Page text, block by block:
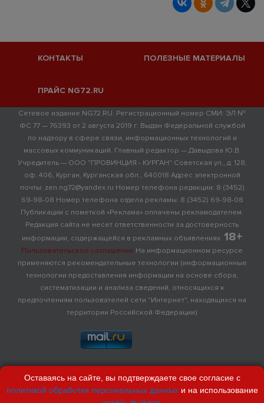
КОНТАКТЫ ПОЛЕЗНЫЕ МАТЕРИАЛЫ
ПРАЙС NG72.RU
Сетевое издание NG72.RU. Регистрационный номер СМИ: ЭЛ №
ФС 77 — 76393 от 2 августа 2019 г. Выдан Федеральной службой
по надзору в сфере связи, информационных технологий и
массовых коммуникаций. Главный редактор — Давыдова Ю.В.
Учредитель — ООО "ПРОВИНЦИЯ - КУРГАН" Советская ул., д. 128,
оф. 406, Курган, Курганская обл., 640018 Адрес электронной
почты: zen.ng72@yandex.ru Номер телефона редакции: 8 (3452)
69-98-08 Номер телефона отдела рекламы: 8 (3452) 69-98-08
Публикации с пометкой «Реклама» оплачены рекламодателем.
Редакция сайта не несет ответственности за достоверность
информации, содержащейся в рекламных объявлениях. 18+
Пользовательское соглашение На информационном ресурсе
применяются рекомендательные технологии (информационные
технологии предоставления информации на основе сбора,
систематизации и анализа сведений, относящихся к
предпочтениям пользователей сети "Интернет", находящихся на
территории Российской Федерации)
Оставаясь на сайте, вы подтверждаете свое согласие с
политикой обработки персональных данныхи на использование